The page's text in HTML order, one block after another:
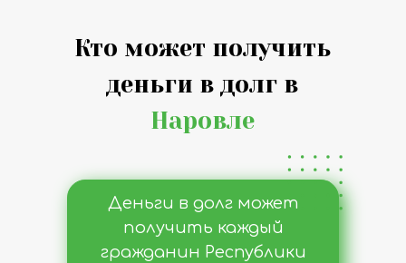
Кто может получить
деньги в долг в
Наровле
Деньги в долг может
получить каждый
гражданин Республики